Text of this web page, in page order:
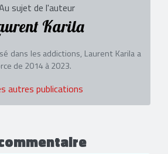
sujet de l'auteur
Karila
dans les addictions, Laurent Karila a
de 2014 à 2023.
autres publications